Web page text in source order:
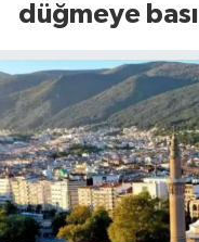
düğmeye